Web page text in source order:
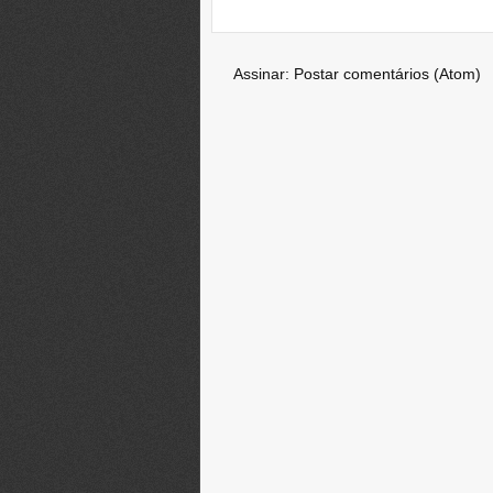
Assinar: Postar comentários (Atom)